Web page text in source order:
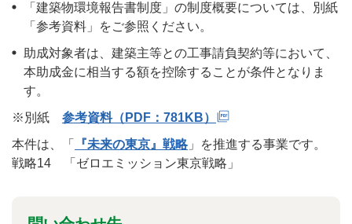
「建築物環境報告書制度」の制度概要については、別紙
「参考資料」をご参照ください。
助成対象者は、建築主等との工事請負契約等において、
本助成金に相当する額を控除することが条件となりま
す。
※別紙 参考資料（PDF：781KB）
本件は、「
『未来の東京』戦略」を推進する事業です。
戦略14 「ゼロエミッション東京戦略」